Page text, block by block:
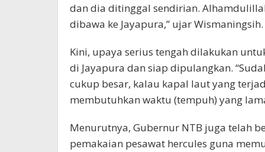
dan dia ditinggal sendirian.
dibawa ke Jayapura,” ujar Wismaningsih.
Kini, upaya serius tengah dilakukan
di Jayapura dan siap dipulangkan.
cukup besar, kalau kapal laut yang
membutuhkan waktu (tempuh) yang
Menurutnya, Gubernur NTB juga telah
pemakaian pesawat hercules guna